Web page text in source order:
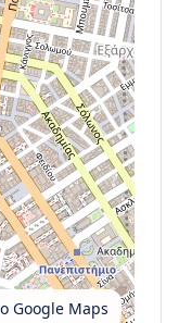
Google Maps